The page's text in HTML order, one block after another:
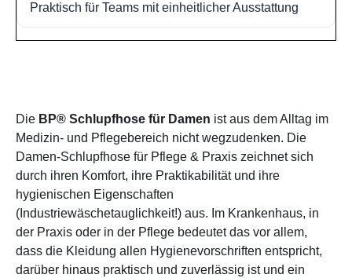
Praktisch für Teams mit einheitlicher Ausstattung
Die BP® Schlupfhose für Damen ist aus dem Alltag im
Medizin- und Pflegebereich nicht wegzudenken. Die
Damen-Schlupfhose für Pflege & Praxis zeichnet sich
durch ihren Komfort, ihre Praktikabilität und ihre
hygienischen Eigenschaften
(Industriewäschetauglichkeit!) aus. Im Krankenhaus, in
der Praxis oder in der Pflege bedeutet das vor allem,
dass die Kleidung allen Hygienevorschriften entspricht,
darüber hinaus praktisch und zuverlässig ist und ein